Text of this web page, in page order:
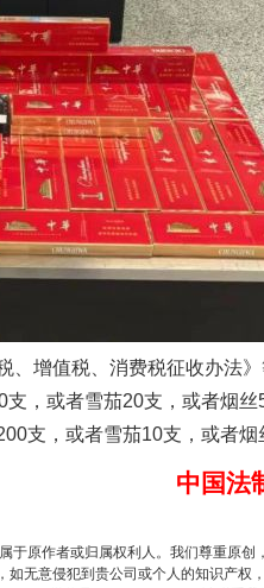
增值税、消费税征收办法》
，或者雪茄20支，或者烟
支，或者雪茄10支，或者烟
中国法
于原作者或归属权利人。我们尊重原
无意侵犯到贵公司或个人的知识产权
解促和解..